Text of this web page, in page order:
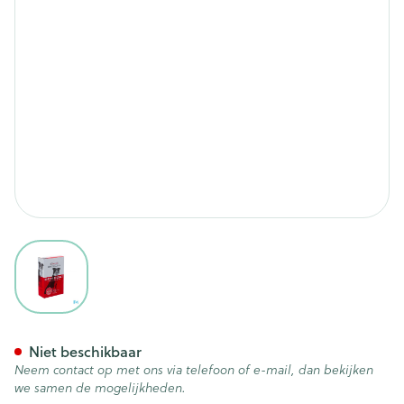
View larger image
Niet beschikbaar
Neem contact op met ons via telefoon of e-mail, dan bekijken
we samen de mogelijkheden.